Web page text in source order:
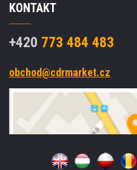
KONTAKT
+420 773 484 483
obchod@cdrmarket.cz